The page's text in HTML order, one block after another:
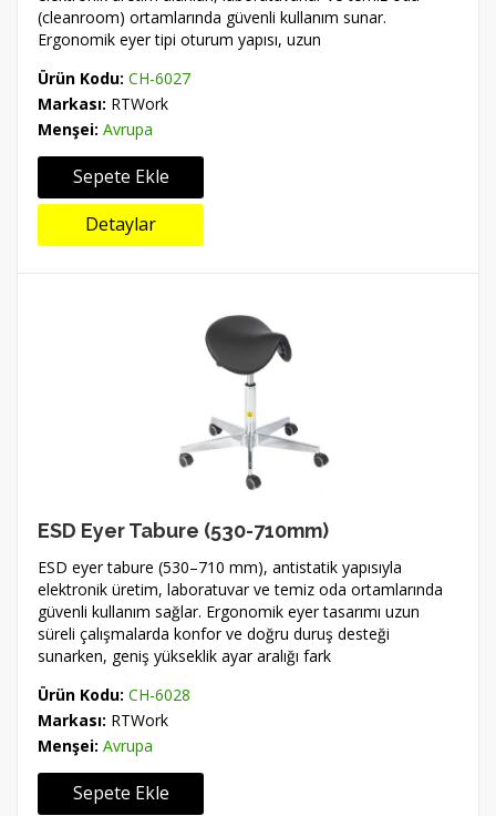
(cleanroom) ortamlarında güvenli kullanım sunar.
Ergonomik eyer tipi oturum yapısı, uzun
Ürün Kodu: CH-6027
Markası: RTWork
Menşei: Avrupa
Sepete Ekle
Detaylar
ESD Eyer Tabure (530-710mm)
ESD eyer tabure (530–710 mm), antistatik yapısıyla
elektronik üretim, laboratuvar ve temiz oda ortamlarında
güvenli kullanım sağlar. Ergonomik eyer tasarımı uzun
süreli çalışmalarda konfor ve doğru duruş desteği
sunarken, geniş yükseklik ayar aralığı fark
Ürün Kodu: CH-6028
Markası: RTWork
Menşei: Avrupa
Sepete Ekle